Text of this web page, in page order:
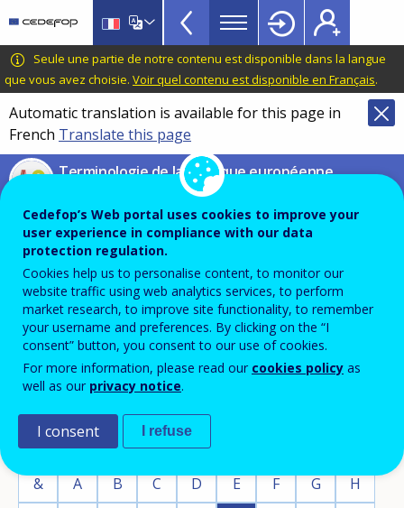
main
content
CEDEFOP
European
Centre
for
the
Development
of
Vocational
Training
VET
Glossary
menu
TopBar
Seule une partie de notre contenu est disponible dans la langue
que vous avez choisie. Voir quel contenu est disponible en Français.
Automatic translation is available for this page in
French Translate this page
Terminologie de la politique européenne
d’enseignement et de formation
Glossaire
Rechercher dans le glossaire
& A B C D E F G
H
Cedefop’s Web portal uses cookies to improve your
user experience in compliance with our data
protection regulation.
Cookies help us to personalise content, to monitor our
website traffic using web analytics services, to perform
market research, to improve site functionality, to remember
your username and preferences. By clicking on the “I
consent” button, you consent to our use of cookies.
For more information, please read our cookies policy as
well as our privacy notice.
I consent I refuse